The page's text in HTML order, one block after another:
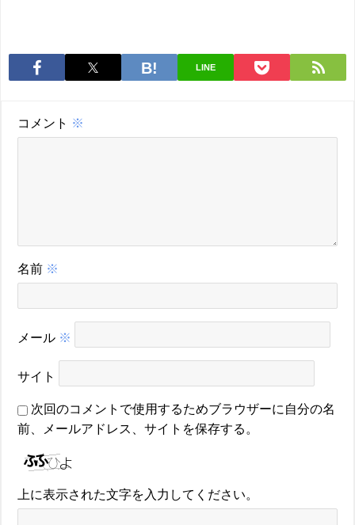
LINE
コメント ※
名前 ※
メール ※
サイト
次回のコメントで使用するためブラウザーに自分の名
前、メールアドレス、サイトを保存する。
上に表示された文字を入力してください。